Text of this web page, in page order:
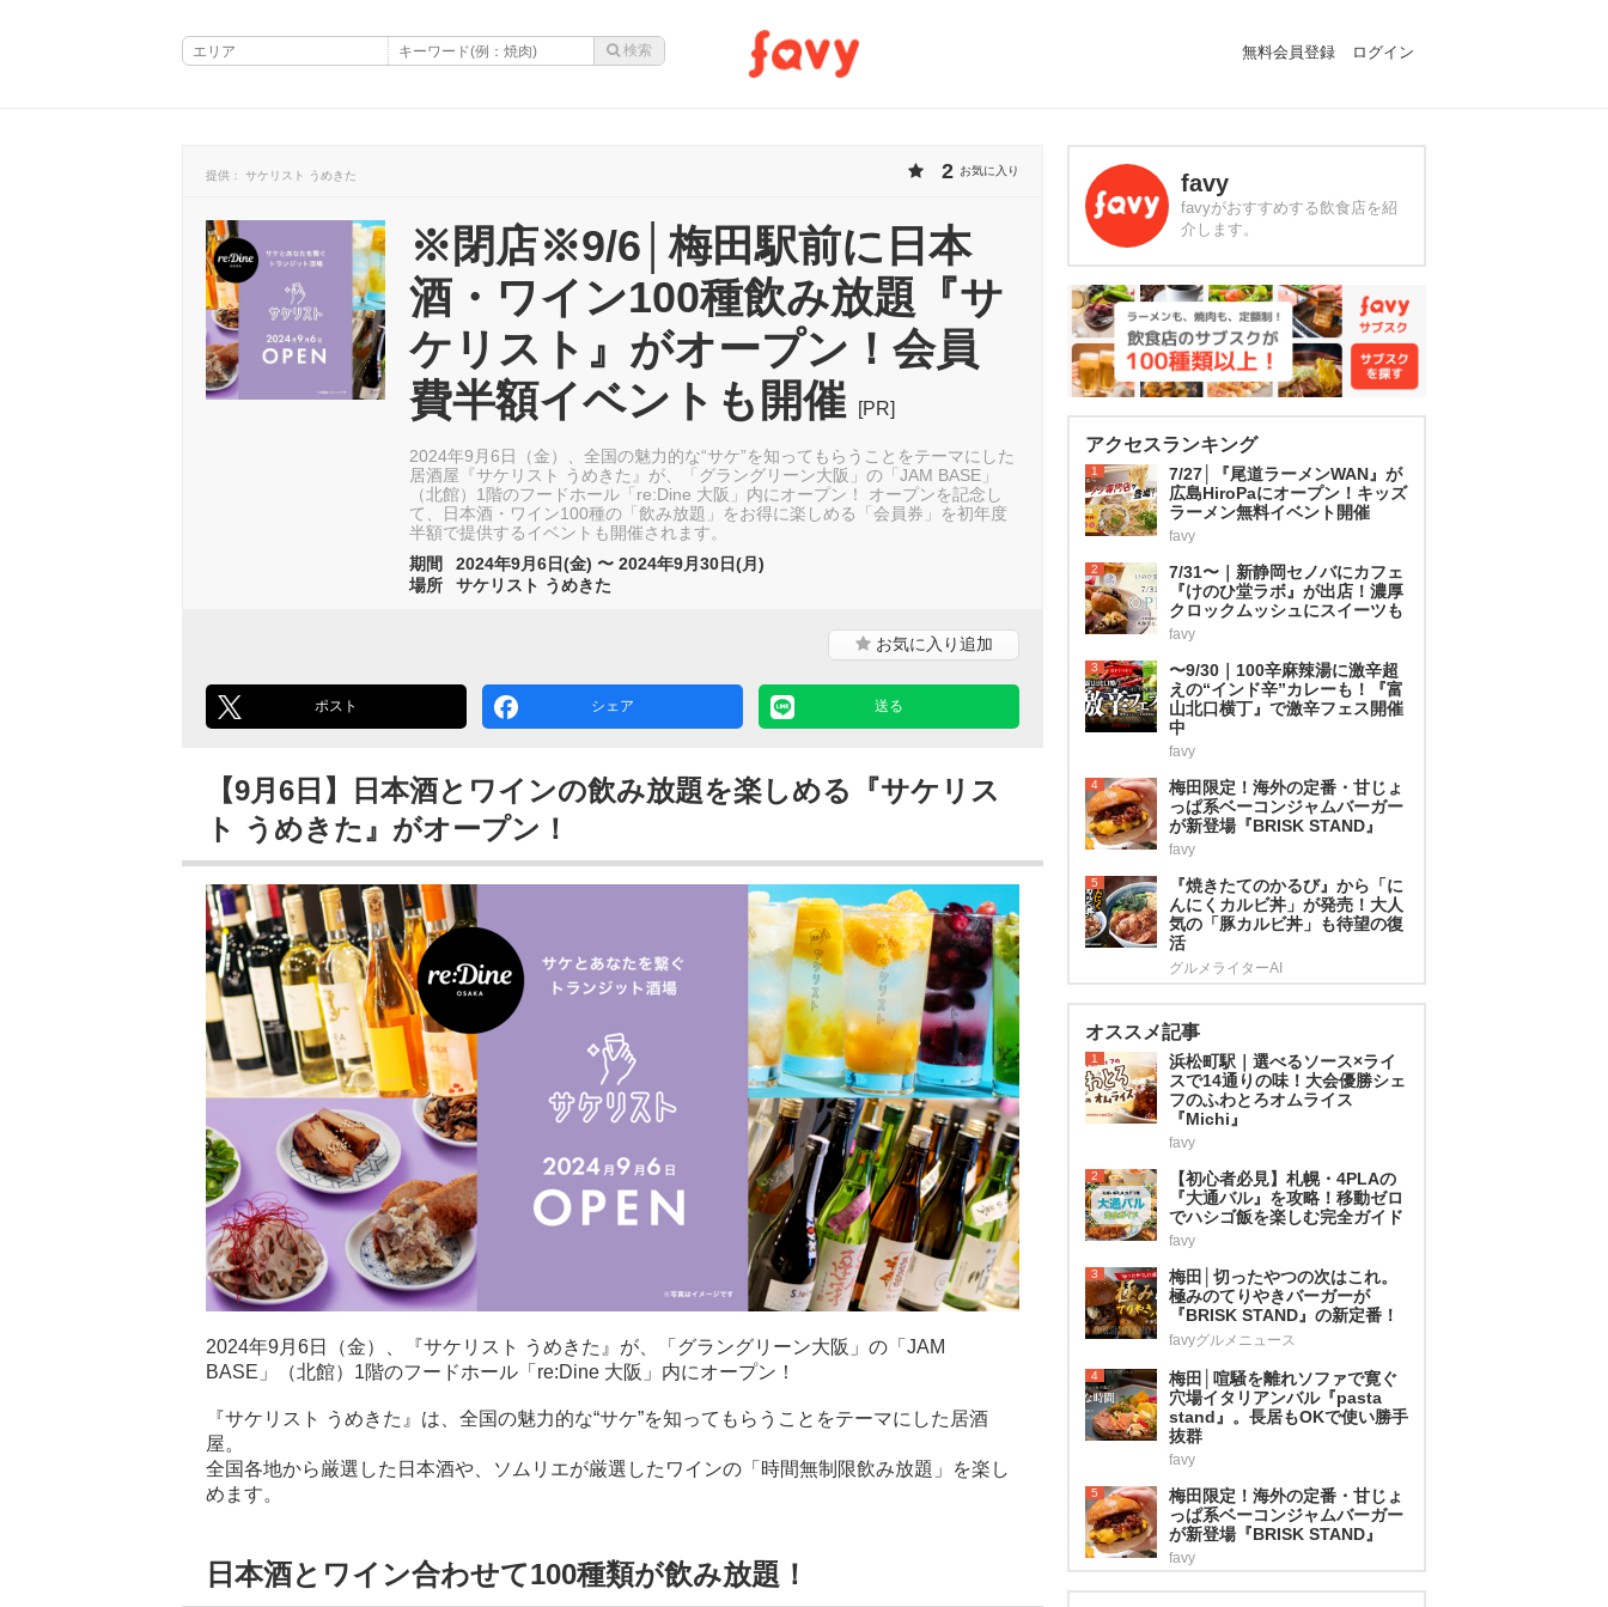
無料会員登録 ログイン
提供： サケリスト うめきた 2 お気に入り
※閉店※9/6│梅田駅前に日本
酒・ワイン100種飲み放題『サ
ケリスト』がオープン！会員
費半額イベントも開催
[PR]
2024年9月6日（金）、全国の魅力的な“サケ”を知ってもらうことをテーマにした
居酒屋『サケリスト うめきた』が、「グラングリーン大阪」の「JAM BASE」
（北館）1階のフードホール「re:Dine 大阪」内にオープン！ オープンを記念し
て、日本酒・ワイン100種の「飲み放題」をお得に楽しめる「会員券」を初年度
半額で提供するイベントも開催されます。
期間
2024年9月6日(金) 〜 2024年9月30日(月)
場所
サケリスト うめきた
お気に入り追加
ポスト シェア 送る
【9月6日】日本酒とワインの飲み放題を楽しめる『サケリス
ト うめきた』がオープン！
2024年9月6日（金）、『サケリスト うめきた』が、「グラングリーン大阪」の「JAM
BASE」（北館）1階のフードホール「re:Dine 大阪」内にオープン！
『サケリスト うめきた』は、全国の魅力的な“サケ”を知ってもらうことをテーマにした居酒
屋。
全国各地から厳選した日本酒や、ソムリエが厳選したワインの「時間無制限飲み放題」を楽し
めます。
日本酒とワイン合わせて100種類が飲み放題！
favy
favyがおすすめする飲食店を紹
介します。
アクセスランキング
1
7/27│『尾道ラーメンWAN』が
広島HiroPaにオープン！キッズ
ラーメン無料イベント開催
favy
2
7/31〜｜新静岡セノバにカフェ
『けのひ堂ラボ』が出店！濃厚
クロックムッシュにスイーツも
favy
3
〜9/30｜100辛麻辣湯に激辛超
えの“インド辛”カレーも！『富
山北口横丁』で激辛フェス開催
中
favy
4
梅田限定！海外の定番・甘じょ
っぱ系ベーコンジャムバーガー
が新登場『BRISK STAND』
favy
5
『焼きたてのかるび』から「に
んにくカルビ丼」が発売！大人
気の「豚カルビ丼」も待望の復
活
グルメライターAI
オススメ記事
1
浜松町駅｜選べるソース×ライ
スで14通りの味！大会優勝シェ
フのふわとろオムライス
『Michi』
favy
2
【初心者必見】札幌・4PLAの
『大通バル』を攻略！移動ゼロ
でハシゴ飯を楽しむ完全ガイド
favy
3
梅田│切ったやつの次はこれ。
極みのてりやきバーガーが
『BRISK STAND』の新定番！
favyグルメニュース
4
梅田│喧騒を離れソファで寛ぐ
穴場イタリアンバル『pasta
stand』。長居もOKで使い勝手
抜群
favy
5
梅田限定！海外の定番・甘じょ
っぱ系ベーコンジャムバーガー
が新登場『BRISK STAND』
favy